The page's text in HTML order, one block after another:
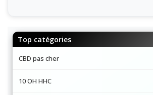
Top catégories
CBD pas cher
10 OH HHC